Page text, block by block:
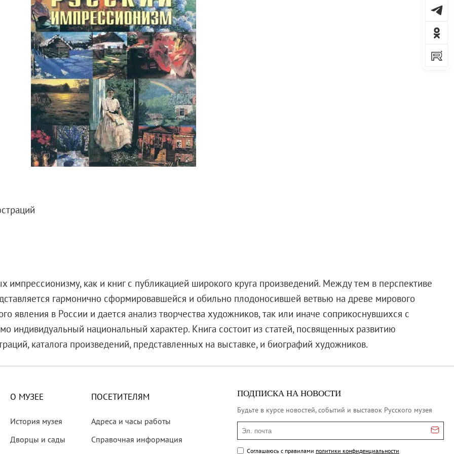
со дня рождения
как и книг с публикацией широкого круга произведений. Между тем в перспективе
гармонично сформировавшейся и обильно плодоносившей ветвью на древе мирового
явления в России и дается анализ творчества художников, так или иначе соприкоснувшихся с
индивидуальный национальный характер. Книга состоит из статей, посвященных развитию
каталога произведений, представленных на выставке, и биографий художников.
О МУЗЕЕ
История музея
Дворцы и сады
ПОСЕТИТЕЛЯМ
Адреса и часы работы
Справочная информация
ПОДПИСКА НА НОВОСТИ
Будьте в курсе новостей, событий и выставок Русского музея
Эл. почта
Соглашаюсь с правилами политики конфиденциальности